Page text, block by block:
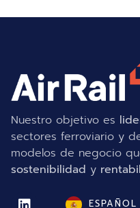
Nuestro objetivo es
sectores ferroviario y
modelos de negocio
sostenibilidad y
ESPAÑOL